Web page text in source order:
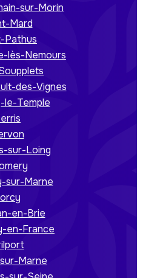
sur-Morin
Mard
Pathus
lès-Nemours
des-Vignes
le-Temple
sur-Loing
sur-Marne
en-Brie
en-France
Marne